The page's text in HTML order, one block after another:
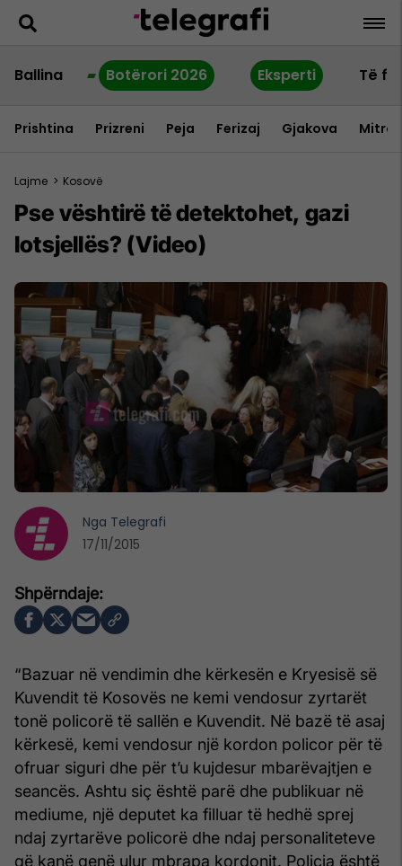
Ballina Botërori 2026 Eksperti Të
Prishtina Prizreni Peja Ferizaj Gjakova
Lajme > Kosovë
Pse vështirë të detektohet, gazi
lotsjellës? (Video)
“Bazuar në vendimin dhe kërkesën e Kryesisë së
Kuvendit të Kosovës ne kemi vendosur zyrtarët
tonë policorë të sallën e Kuvendit. Në bazë të asaj
kërkesë, kemi vendosur një kordon policor për të
ofruar siguri dhe për t’u kujdesur mbarëvajtjen e
seancës. Ashtu siç është parë dhe publikuar në
mediume, një deputet ka filluar të hedhë sprej
ndaj zyrtarëve policorë dhe ndaj personaliteteve
që kanë qenë ulur mbrapa kordonit. Policia është
Nga Telegrafi
17/11/2015